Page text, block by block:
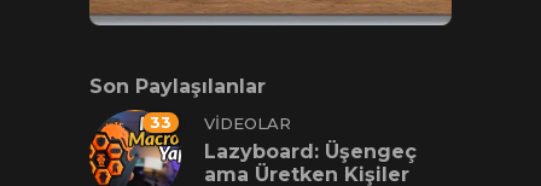
Son Paylaşılanlar
33 VIDEOLAR
Lazyboard: Üşengeç
ama Üretken Kişiler